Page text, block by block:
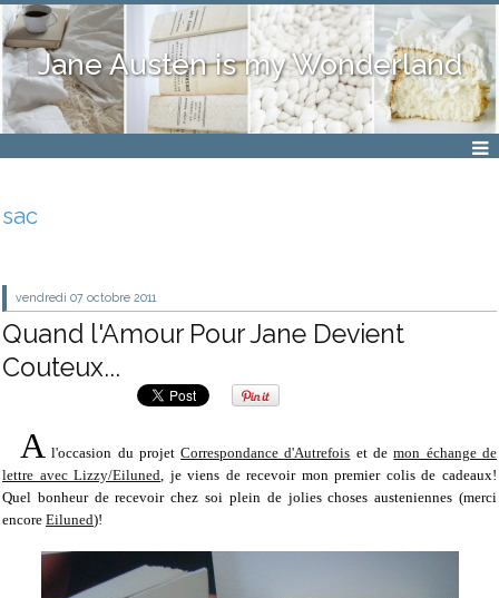
Jane Austen is my Wonderland
sac
vendredi 07 octobre 2011
Quand l'Amour Pour Jane Devient
Couteux...
Al'occasion du projetCorrespondance d'Autrefois et demon échange de
lettre avec Lizzy/Eiluned, je viens de recevoir mon premier colis de cadeaux!
Quel bonheur de recevoir chez soi plein de jolies choses austeniennes (merci
encore Eiluned)!